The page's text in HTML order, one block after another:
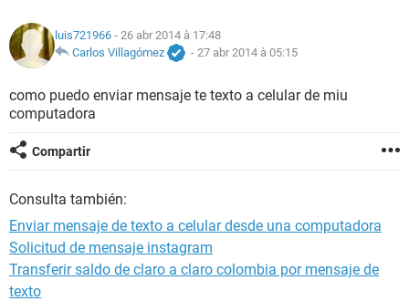
luis721966 - 26 abr 2014 à 17:48
Carlos Villagómez
- 27 abr 2014 à 05:15
como puedo enviar mensaje te texto a celular de miu
computadora
Compartir
Consulta también:
Enviar mensaje de texto a celular desde una computadora
Solicitud de mensaje instagram
Transferir saldo de claro a claro colombia por mensaje de
texto